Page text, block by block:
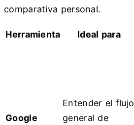
comparativa personal.
Herramienta Ideal para
Google
Entender el flujo
general de